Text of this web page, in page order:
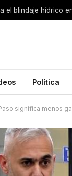
Política
significa menos